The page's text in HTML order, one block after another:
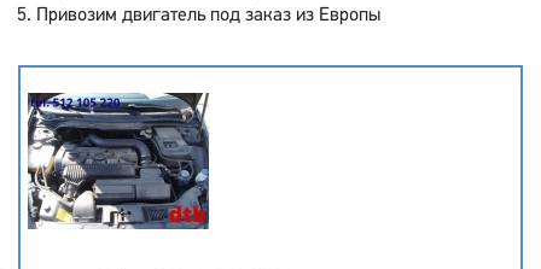
Привозим двигатель под заказ из Европы